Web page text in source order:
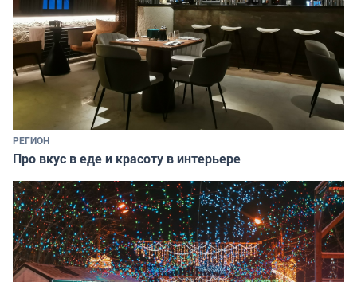
РЕГИОН
Про вкус в еде и красоту в интерьере